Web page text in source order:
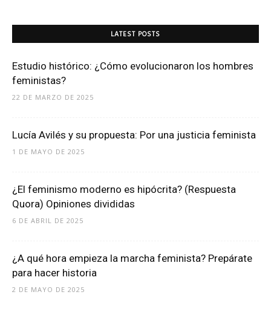
LATEST POSTS
Estudio histórico: ¿Cómo evolucionaron los hombres
feministas?
22 DE MARZO DE 2025
Lucía Avilés y su propuesta: Por una justicia feminista
1 DE MAYO DE 2025
¿El feminismo moderno es hipócrita? (Respuesta
Quora) Opiniones divididas
6 DE ABRIL DE 2025
¿A qué hora empieza la marcha feminista? Prepárate
para hacer historia
2 DE MAYO DE 2025